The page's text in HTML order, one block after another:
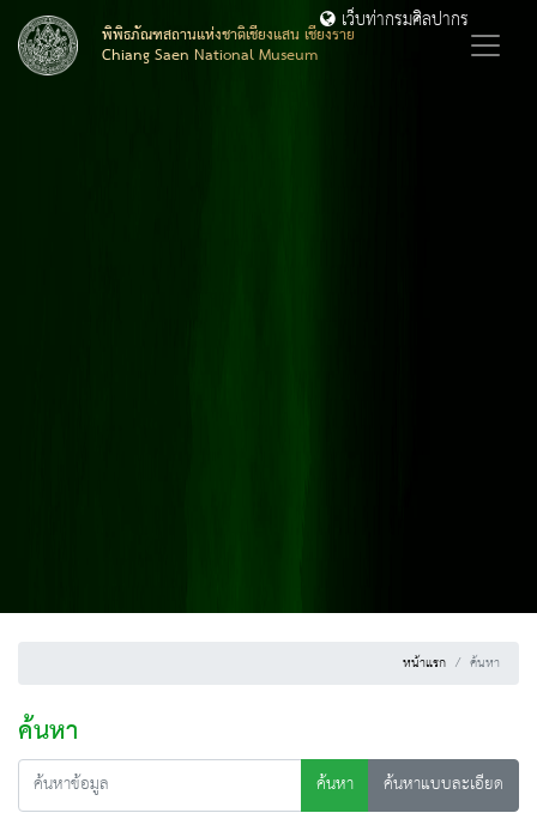
พิพิธภัณฑสถานแห่งชาติเชียงแสน เชียงราย
Chiang Saen National Museum
เว็บท่ากรมศิลปากร
หน้าแรก ค้นหา
ค้นหา
ค้นหา
ค้นหาแบบละเอียด